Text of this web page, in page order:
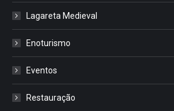
Lagareta Medieval
Enoturismo
Eventos
Restauração